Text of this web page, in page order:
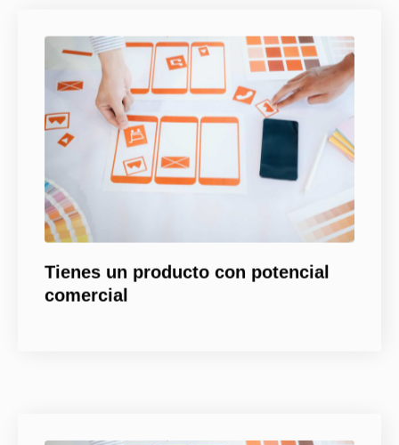
Tienes un producto con potencial
comercial